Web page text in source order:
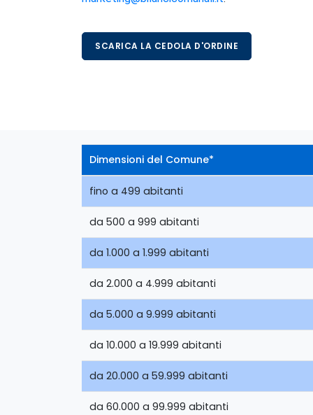
SCARICA LA CEDOLA D'ORDINE
Dimensioni del Comune*
fino a 499 abitanti
da 500 a 999 abitanti
da 1.000 a 1.999 abitanti
da 2.000 a 4.999 abitanti
da 5.000 a 9.999 abitanti
da 10.000 a 19.999 abitanti
da 20.000 a 59.999 abitanti
da 60.000 a 99.999 abitanti